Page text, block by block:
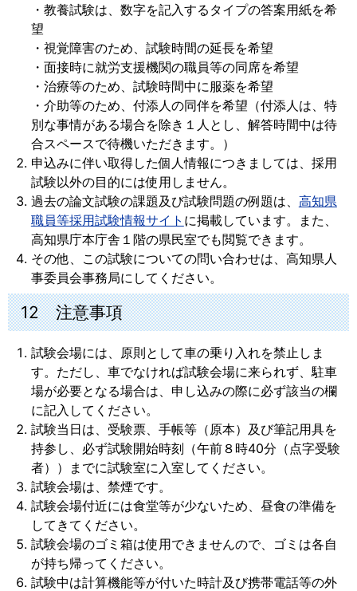
・教養試験は、数字を記入するタイプの答案用紙を希
望
・視覚障害のため、試験時間の延長を希望
・面接時に就労支援機関の職員等の同席を希望
・治療等のため、試験時間中に服薬を希望
・介助等のため、付添人の同伴を希望（付添人は、特
別な事情がある場合を除き１人とし、解答時間中は待
合スペースで待機いただきます。）
申込みに伴い取得した個人情報につきましては、採用
試験以外の目的には使用しません。
過去の論文試験の課題及び試験問題の例題は、 高知県
職員等採用試験情報サイト に掲載しています。また、
高知県庁本庁舎１階の県民室でも閲覧できます。
その他、この試験についての問い合わせは、高知県人
事委員会事務局にしてください。
12 注意事項
試験会場には、原則として車の乗り入れを禁止しま
す。ただし、車でなければ試験会場に来られず、駐車
場が必要となる場合は、申し込みの際に必ず該当の欄
に記入してください。
試験当日は、受験票、手帳等（原本）及び筆記用具を
持参し、必ず試験開始時刻（午前８時40分（点字受験
者））までに試験室に入室してください。
試験会場は、禁煙です。
試験会場付近には食堂等が少ないため、昼食の準備を
してきてください。
試験会場のゴミ箱は使用できませんので、ゴミは各自
が持ち帰ってください。
試験中は計算機能等が付いた時計及び携帯電話等の外